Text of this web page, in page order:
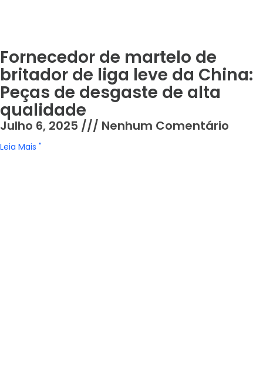
Fornecedor de martelo de
britador de liga leve da China:
Peças de desgaste de alta
qualidade
Julho 6, 2025 Nenhum Comentário
Leia Mais "